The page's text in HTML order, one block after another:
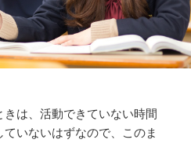
は、活動できていない時間
いないはずなので、このま